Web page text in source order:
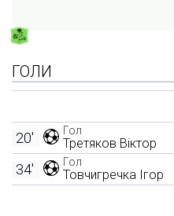
ГОЛИ
Гол
Третяков Віктор
20'
Гол
Товчигречка Ігор
34'